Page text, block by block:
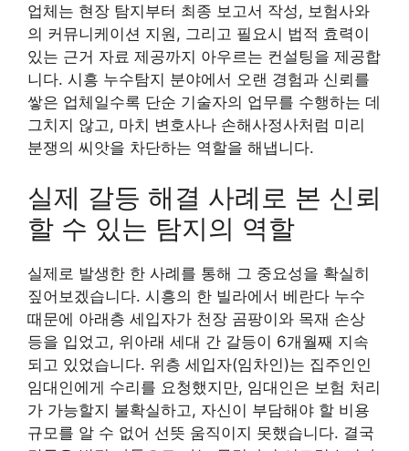
업체는 현장 탐지부터 최종 보고서 작성, 보험사와
의 커뮤니케이션 지원, 그리고 필요시 법적 효력이
있는 근거 자료 제공까지 아우르는 컨설팅을 제공합
니다. 시흥 누수탐지 분야에서 오랜 경험과 신뢰를
쌓은 업체일수록 단순 기술자의 업무를 수행하는 데
그치지 않고, 마치 변호사나 손해사정사처럼 미리
분쟁의 씨앗을 차단하는 역할을 해냅니다.
실제 갈등 해결 사례로 본 신뢰
할 수 있는 탐지의 역할
실제로 발생한 한 사례를 통해 그 중요성을 확실히
짚어보겠습니다. 시흥의 한 빌라에서 베란다 누수
때문에 아래층 세입자가 천장 곰팡이와 목재 손상
등을 입었고, 위아래 세대 간 갈등이 6개월째 지속
되고 있었습니다. 위층 세입자(임차인)는 집주인인
임대인에게 수리를 요청했지만, 임대인은 보험 처리
가 가능할지 불확실하고, 자신이 부담해야 할 비용
규모를 알 수 없어 선뜻 움직이지 못했습니다. 결국